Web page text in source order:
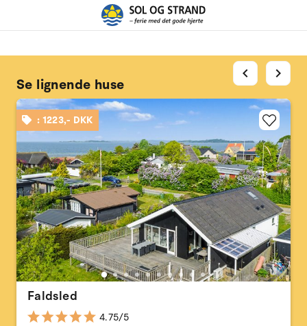
Se lignende huse
: 1223,- DKK
Faldsled
4.75/5
chevron_left chevron_right